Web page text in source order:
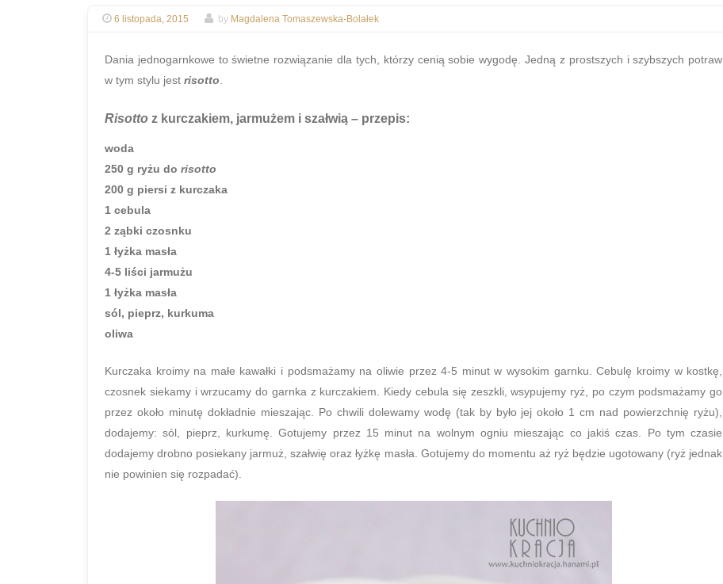
6 listopada, 2015 by Magdalena Tomaszewska-Bolałek
Dania jednogarnkowe to świetne rozwiązanie dla tych, którzy cenią sobie wygodę. Jedną z prostszych i szybszych potraw
w tym stylu jest risotto
Risotto z kurczakiem, jarmużem i szałwią – przepis:
woda
250 g ryżu do risotto
200 g piersi z kurczaka
1 cebula
2 ząbki czosnku
1 łyżka masła
4-5 liści jarmużu
1 łyżka masła
sól, pieprz, kurkuma
oliwa
Kurczaka kroimy na małe kawałki i podsmażamy na oliwie przez 4-5 minut w wysokim garnku. Cebulę kroimy w kostkę,
czosnek siekamy i wrzucamy do garnka z kurczakiem. Kiedy cebula się zeszkli, wsypujemy ryż, po czym podsmażamy go
przez około minutę dokładnie mieszając. Po chwili dolewamy wodę (tak by było jej około 1 cm nad powierzchnię ryżu),
dodajemy: sól, pieprz, kurkumę. Gotujemy przez 15 minut na wolnym ogniu mieszając co jakiś czas. Po tym czasie
dodajemy drobno posiekany jarmuż, szałwię oraz łyżkę masła. Gotujemy do momentu aż ryż będzie ugotowany (ryż jednak
nie powinien się rozpadać).